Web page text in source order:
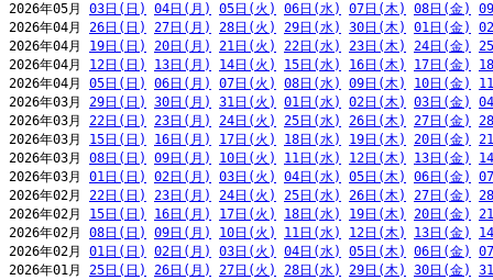
2026年05月 03日(日) 04日(月) 05日(火) 06日(水) 07日(木) 08日(金)
2026年04月 26日(日) 27日(月) 28日(火) 29日(水) 30日(木) 01日(金)
2026年04月 19日(日) 20日(月) 21日(火) 22日(水) 23日(木) 24日(金)
2026年04月 12日(日) 13日(月) 14日(火) 15日(水) 16日(木) 17日(金)
2026年04月 05日(日) 06日(月) 07日(火) 08日(水) 09日(木) 10日(金)
2026年03月 29日(日) 30日(月) 31日(火) 01日(水) 02日(木) 03日(金)
2026年03月 22日(日) 23日(月) 24日(火) 25日(水) 26日(木) 27日(金)
2026年03月 15日(日) 16日(月) 17日(火) 18日(水) 19日(木) 20日(金)
2026年03月 08日(日) 09日(月) 10日(火) 11日(水) 12日(木) 13日(金)
2026年03月 01日(日) 02日(月) 03日(火) 04日(水) 05日(木) 06日(金)
2026年02月 22日(日) 23日(月) 24日(火) 25日(水) 26日(木) 27日(金)
2026年02月 15日(日) 16日(月) 17日(火) 18日(水) 19日(木) 20日(金)
2026年02月 08日(日) 09日(月) 10日(火) 11日(水) 12日(木) 13日(金)
2026年02月 01日(日) 02日(月) 03日(火) 04日(水) 05日(木) 06日(金)
2026年01月 25日(日) 26日(月) 27日(火) 28日(水) 29日(木) 30日(金)